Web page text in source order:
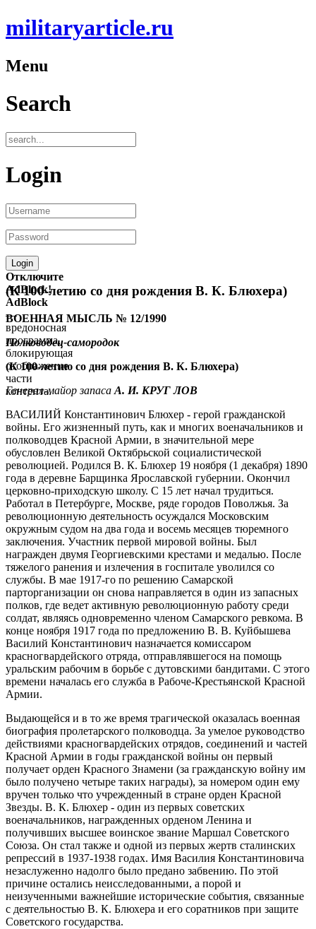
militaryarticle.ru
Menu
Search
Login
Отключите
AdBlock!
AdBlock
—
вредоносная
программа,
блокирующая
отображение
части
контента.
(К 100-летию со дня рождения В. К. Блюхера)
ВОЕННАЯ МЫСЛЬ № 12/1990
Полководец-самородок
(К 100-летию со дня рождения В. К. Блюхера)
Генерал-майор запаса А. И. КРУГ ЛОВ
ВАСИЛИЙ Константинович Блюхер - герой гражданской
войны. Его жизненный путь, как и многих военачальников и
полководцев Красной Армии, в значительной мере
обусловлен Великой Октябрьской социалистической
революцией. Родился В. К. Блюхер 19 ноября (1 декабря) 1890
года в деревне Барщинка Ярославской губернии. Окончил
церковно-приходскую школу. С 15 лет начал трудиться.
Работал в Петербурге, Москве, ряде городов Поволжья. За
революционную деятельность осуждался Московским
окружным судом на два года и восемь месяцев тюремного
заключения. Участник первой мировой войны. Был
награжден двумя Георгиевскими крестами и медалью. После
тяжелого ранения и излечения в госпитале уволился со
службы. В мае 1917-го по решению Самарской
парторганизации он снова направляется в один из запасных
полков, где ведет активную революционную работу среди
солдат, являясь одновременно членом Самарского ревкома. В
конце ноября 1917 года по предложению В. В. Куйбышева
Василий Константинович назначается комиссаром
красногвардейского отряда, отправлявшегося на помощь
уральским рабочим в борьбе с дутовскими бандитами. С этого
времени началась его служба в Рабоче-Крестьянской Красной
Армии.
Выдающейся и в то же время трагической оказалась военная
биография пролетарского полководца. За умелое руководство
действиями красногвардейских отрядов, соединений и частей
Красной Армии в годы гражданской войны он первый
получает орден Красного Знамени (за гражданскую войну им
было получено четыре таких награды), за номером один ему
вручен только что учрежденный в стране орден Красной
Звезды. В. К. Блюхер - один из первых советских
военачальников, награжденных орденом Ленина и
получивших высшее воинское звание Маршал Советского
Союза. Он стал также и одной из первых жертв сталинских
репрессий в 1937-1938 годах. Имя Василия Константиновича
незаслуженно надолго было предано забвению. По этой
причине остались неисследованными, а порой и
неизученными важнейшие исторические события, связанные
с деятельностью В. К. Блюхера и его соратников при защите
Советского государства.